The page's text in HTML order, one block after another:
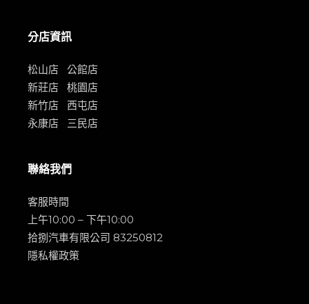
分店資訊
松山店
公館店
新莊店
桃園店
新竹店
西屯店
永康店
三民店
聯絡我們
客服時間
上午10:00 – 下午10:00
拾捌汽車有限公司 83250812
隱私權政策